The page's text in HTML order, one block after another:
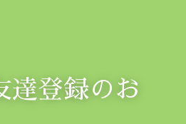
登録のお